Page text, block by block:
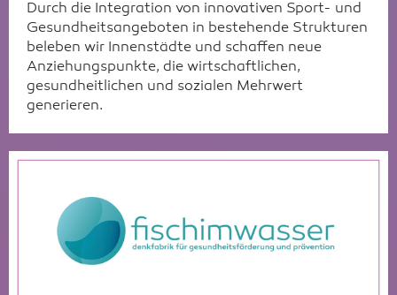
Durch die Integration von innovativen Sport- und
Gesundheitsangeboten in bestehende Strukturen
beleben wir Innenstädte und schaffen neue
Anziehungspunkte, die wirtschaftlichen,
gesundheitlichen und sozialen Mehrwert
generieren.